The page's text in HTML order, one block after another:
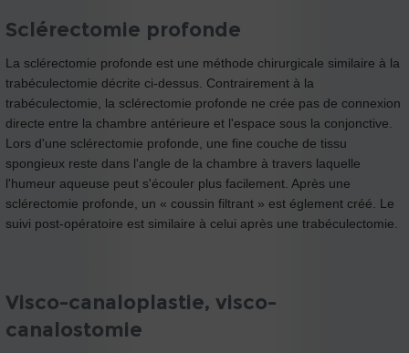
Sclérectomie profonde
La sclérectomie profonde est une méthode chirurgicale similaire à la
trabéculectomie décrite ci-dessus. Contrairement à la
trabéculectomie, la sclérectomie profonde ne crée pas de connexion
directe entre la chambre antérieure et l'espace sous la conjonctive.
Lors d'une sclérectomie profonde, une fine couche de tissu
spongieux reste dans l'angle de la chambre à travers laquelle
l'humeur aqueuse peut s'écouler plus facilement. Après une
sclérectomie profonde, un « coussin filtrant » est églement créé. Le
suivi post-opératoire est similaire à celui après une trabéculectomie.
Visco-canaloplastie, visco-
canalostomie